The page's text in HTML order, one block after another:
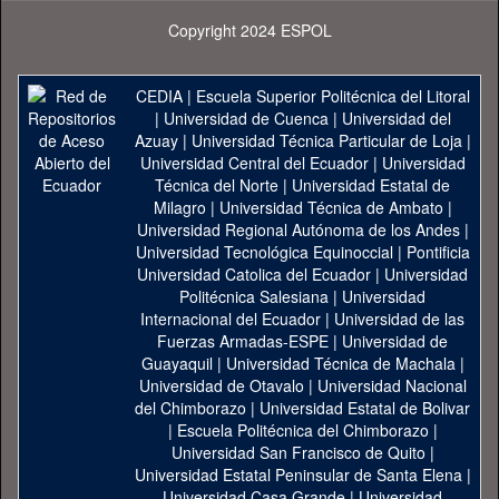
Copyright 2024 ESPOL
CEDIA| Escuela Superior Politécnica del Litoral
| Universidad de Cuenca| Universidad del
Azuay| Universidad Técnica Particular de Loja|
Universidad Central del Ecuador| Universidad
Técnica del Norte | Universidad Estatal de
Milagro | Universidad Técnica de Ambato |
Universidad Regional Autónoma de los Andes|
Universidad Tecnológica Equinoccial| Pontificia
Universidad Catolica del Ecuador | Universidad
Politécnica Salesiana | Universidad
Internacional del Ecuador | Universidad de las
Fuerzas Armadas-ESPE | Universidad de
Guayaquil| Universidad Técnica de Machala|
Universidad de Otavalo | Universidad Nacional
del Chimborazo | Universidad Estatal de Bolivar
| Escuela Politécnica del Chimborazo |
Universidad San Francisco de Quito |
Universidad Estatal Peninsular de Santa Elena|